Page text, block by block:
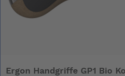
Ergon Handgriffe GP1 Bio